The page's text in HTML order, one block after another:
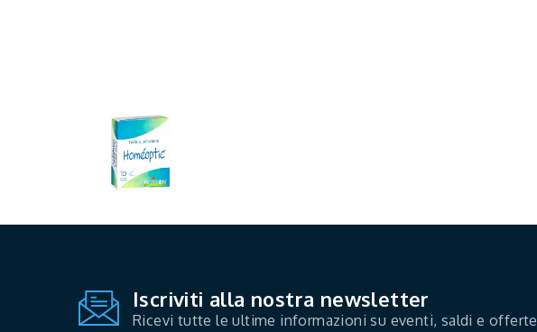
Iscriviti alla nostra newsletter
Ricevi tutte le ultime informazioni su eventi, saldi e offerte